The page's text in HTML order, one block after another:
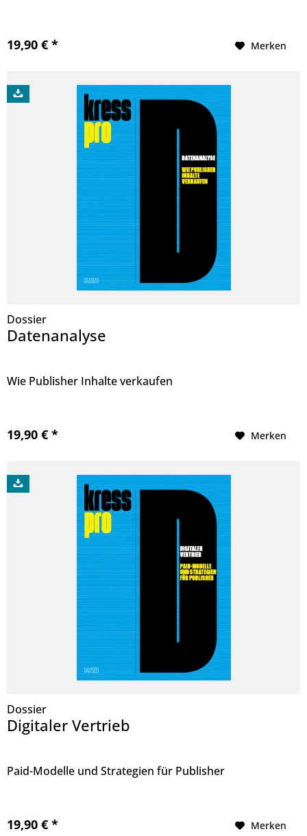
19,90 € * Merken
Dossier
Datenanalyse
Wie Publisher Inhalte verkaufen
19,90 € * Merken
Dossier
Digitaler Vertrieb
Paid-Modelle und Strategien für Publisher
19,90 € * Merken